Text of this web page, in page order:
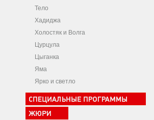
Тело
Хадиджа
Холостяк и Волга
Цурцула
Цыганка
Яма
Ярко и светло